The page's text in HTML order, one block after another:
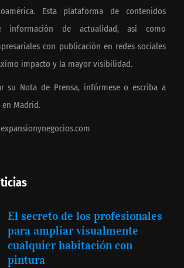
Esta plataforma de contenidos
información de actualidad, así como
con publicación en redes sociales
impacto y la mayor visibilidad.
su Nota de Prensa, infórmese o escriba a
en Madrid.
El secreto de los profesionales
para ampliar visualmente
cualquier habitación con
pintura